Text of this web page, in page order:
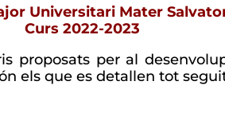
Universitari Mater
Curs 2022-2023
proposats per al
els que es detallen tot